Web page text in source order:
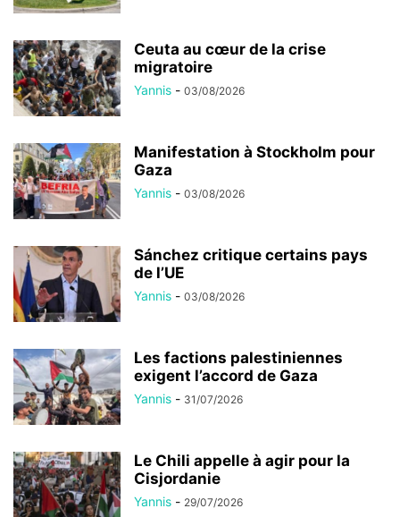
Ceuta au cœur de la crise
migratoire
Yannis - 03/08/2026
Manifestation à Stockholm pour
Gaza
Yannis - 03/08/2026
Sánchez critique certains pays
de l’UE
Yannis - 03/08/2026
Les factions palestiniennes
exigent l’accord de Gaza
Yannis - 31/07/2026
Le Chili appelle à agir pour la
Cisjordanie
Yannis - 29/07/2026